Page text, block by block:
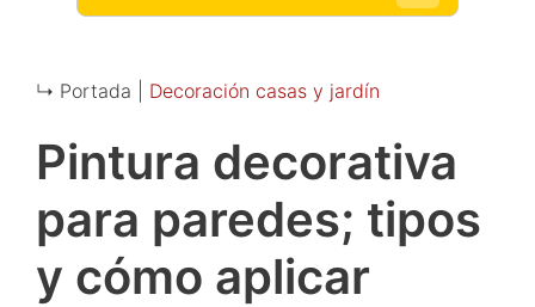
↳ Portada | Decoración casas y jardín
Pintura decorativa
para paredes; tipos
y cómo aplicar